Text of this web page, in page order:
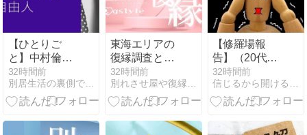
【ひとりご
と】中村倫也
が朝ドラ
「風、薫る」
で話題！感謝
れていません
32時間前
別居生活の裏側で〜孤独から自分らしさを取り戻すブログ
東海エリアの
復縁調査とは
｜工作前に対
象者を確認す
る理由
32時間前
別れさせ屋や復縁屋ジースタイルの名古屋支社
【修羅場報
告】（20代男
性）最悪のタ
イミングで会
ってしまいま
32時間前
信じるから開ける！恋愛占い | lierre提供の無料占い